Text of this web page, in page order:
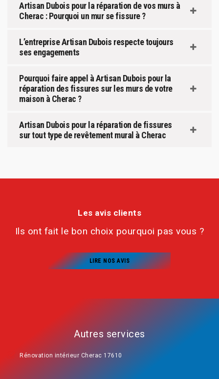
Artisan Dubois pour la réparation de vos murs à
Cherac : Pourquoi un mur se fissure ?
L’entreprise Artisan Dubois respecte toujours
ses engagements
Pourquoi faire appel à Artisan Dubois pour la
réparation des fissures sur les murs de votre
maison à Cherac ?
Artisan Dubois pour la réparation de fissures
sur tout type de revêtement mural à Cherac
Les avis clients
Ils ont fait le bon choix pourquoi pas vous ?
LIRE NOS AVIS
Autres services
Rénovation intérieur Cherac 17610